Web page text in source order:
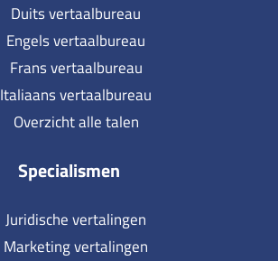
Duits vertaalbureau
Engels vertaalbureau
Frans vertaalbureau
Italiaans vertaalbureau
Overzicht alle talen
Specialismen
Juridische vertalingen
Marketing vertalingen